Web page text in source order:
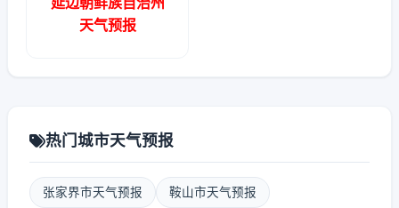
天气预报
热门城市天气预报
张家界市天气预报 鞍山市天气预报